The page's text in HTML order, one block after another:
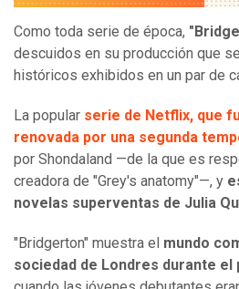
Como toda serie de época,
descuidos en su producción que
históricos exhibidos en un par de
La popular serie de Netflix, que
renovada por una segunda
por Shondaland —de la que es
creadora de "Grey's anatomy"—, y
novelas superventas de Julia
"Bridgerton" muestra el mundo
sociedad de Londres durante el